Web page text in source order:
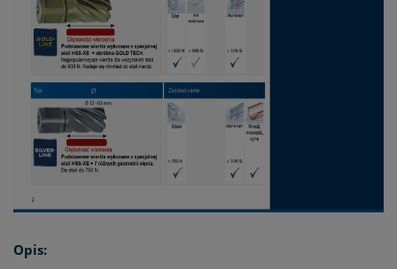
Opis: